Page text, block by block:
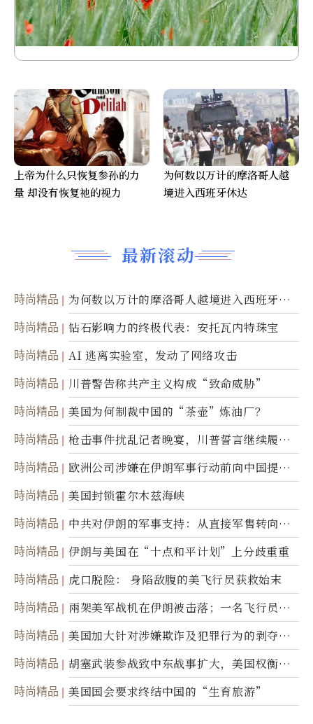
最新滚动
時尚精品
为何数以万计的摩洛哥人越境进入西班牙休
达
時尚精品 钻石影响力的终极代表：安托瓦内特珠宝
時尚精品 AI 逃离实验室，发动了网络攻击
時尚精品 川普警告称共产主义构成“致命威胁”
時尚精品 美国为何制裁中国的“茶壶”炼油厂？
時尚精品
枪击事件扰乱记者晚宴，川普誓言继续履行
职责
時尚精品
欧洲公司涉嫌在伊朗军事行动前向中国提供
美军基地的卫星图像
時尚精品 美国封锁霍尔木兹海峡
時尚精品
中共对伊朗的军事支持：从直接军售转向间
接技术转让
時尚精品 伊朗与美国在“十点和平计划”上分歧重重
時尚精品 虎口脱险： 身陷敌腹的美飞行员获救始末
時尚精品
兩架美军战机在伊朗被击落；一名飞行员失
踪
時尚精品
美国加大针对涉嫌欺诈及犯罪行为的剥夺公
民权力度
時尚精品
胡塞武装参战致中东战事扩大，美国权衡地
面入侵的可能性
時尚精品 美国国会要求终结中国的“生育旅游”
上帝为什么只恢复参孙的力
量 却没有恢复祂的视力
为何数以万计的摩洛哥人越
境进入西班牙休达